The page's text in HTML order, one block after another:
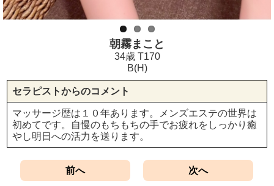
朝霧まこと
34歳 T170
B(H)
セラピストからのコメント
マッサージ歴は１０年あります。メンズエステの世界は
初めてです。自慢のもちもちの手でお疲れをしっかり癒
やし明日への活力を送ります。
前へ 次へ